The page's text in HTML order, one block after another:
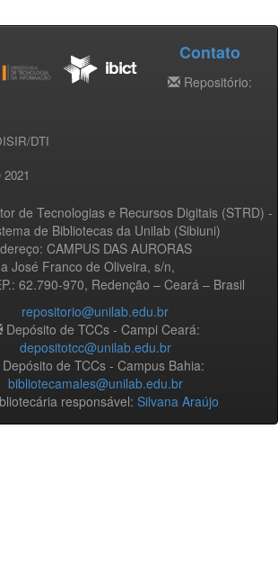
DTI
de Tecnologias e Recursos Digitais (STRD) -
de Bibliotecas da Unilab (Sibiuni)
CAMPUS DAS AURORAS
José Franco de Oliveira, s/n,
62.790-970, Redenção – Ceará – Brasil
Contato
Repositório:
repositorio@unilab.edu.br
Depósito de TCCs - Campi Ceará:
depositotcc@unilab.edu.br
de TCCs - Campus Bahia:
bibliotecamales@unilab.edu.br
responsável: Silvana Araújo